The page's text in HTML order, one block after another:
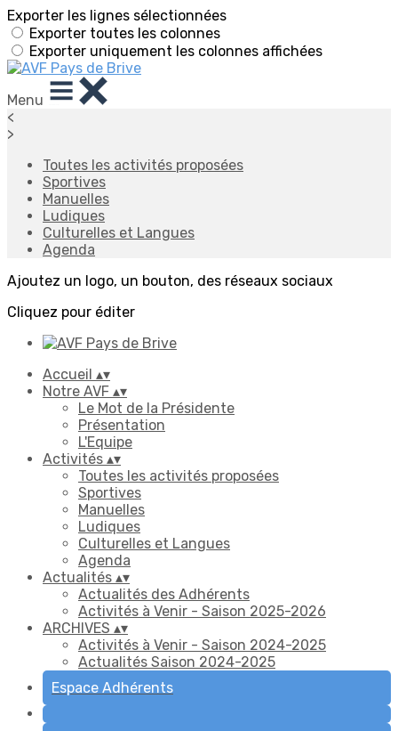
Exporter les lignes sélectionnées
Exporter toutes les colonnes
Exporter uniquement les colonnes affichées
Menu
<
>
Toutes les activités proposées
Sportives
Manuelles
Ludiques
Culturelles et Langues
Agenda
Ajoutez un logo, un bouton, des réseaux sociaux
Cliquez pour éditer
Accueil ▴▾
Notre AVF ▴▾
Le Mot de la Présidente
Présentation
L'Equipe
Activités ▴▾
Toutes les activités proposées
Sportives
Manuelles
Ludiques
Culturelles et Langues
Agenda
Actualités ▴▾
Actualités des Adhérents
Activités à Venir - Saison 2025-2026
ARCHIVES ▴▾
Activités à Venir - Saison 2024-2025
Actualités Saison 2024-2025
Espace Adhérents